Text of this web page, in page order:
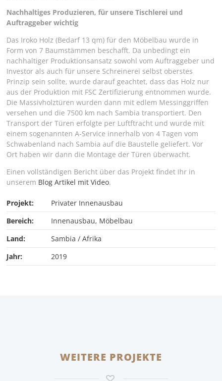
Nachhaltiges Produzieren, für unsere Tischlerei und
Auftraggeber wichtig
Das Iroko Holz (Bedarf 13 qm) für den Möbelbau wurde in
Form von 7 Baumstämmen beschafft. Da unbedingt ein
nachhaltiger Produktionsansatz sowohl vom Auftraggeber und
Investor als auch für unsere Schreinerei selbst oberstes
Prinzip sein sollte, wurde darauf geachtet, dass das Holz nur
aus der Produktion mit FSC Zertifizierung entnommen wurde.
Die Massivholztüren wurden dann mit edlem Messinggriffen
versehen und die 7500 km nach Sambia transportiert. Den
Transport der Türen erfolgte per Luftftracht und wurde mit
einem sogenannten A-Service innerhalb von 4 Tagen vom
Schwabenland nach Sambia auf die Baustelle geliefert. Vor
Ort haben wir dann die Montage der Türen überwacht.
Einen vollständigen Bericht über das Projekt findet Ihr in
unserem Blog Artikel mit Video.
Projekt:
Privater Innenausbau
Bereich:
Innenausbau, Möbelbau
Land:
Sambia / Afrika
Jahr:
2019
WEITERE PROJEKTE